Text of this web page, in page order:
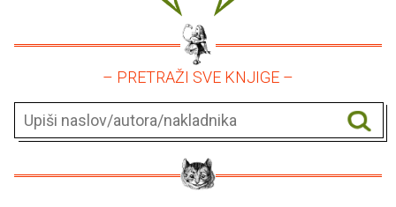
– PRETRAŽI SVE KNJIGE –